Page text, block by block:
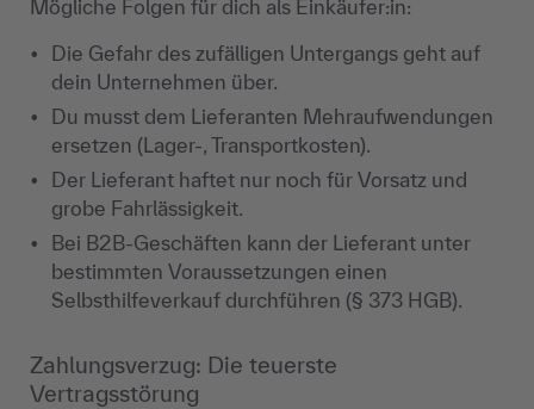
Mögliche Folgen für dich als Einkäufer:in:
Die Gefahr des zufälligen Untergangs geht auf
dein Unternehmen über.
Du musst dem Lieferanten Mehraufwendungen
ersetzen (Lager-, Transportkosten).
Der Lieferant haftet nur noch für Vorsatz und
grobe Fahrlässigkeit.
Bei B2B-Geschäften kann der Lieferant unter
bestimmten Voraussetzungen einen
Selbsthilfeverkauf durchführen (§ 373 HGB).
Zahlungsverzug: Die teuerste
Vertragsstörung